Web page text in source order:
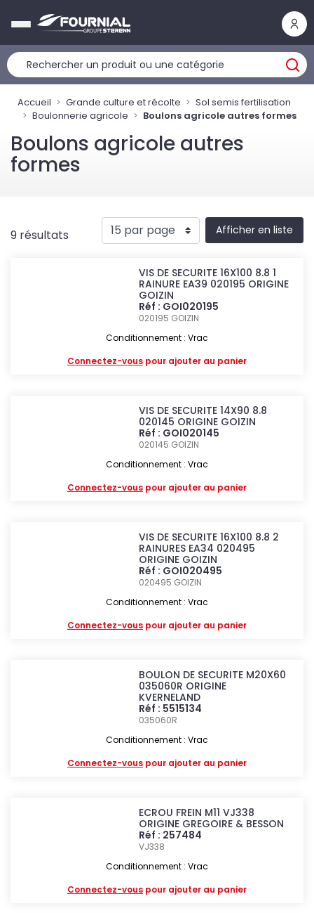
Accueil Grande culture et récolte
Sol semis fertilisation
Boulonnerie agricole
Boulons agricole autres formes
Boulons agricole autres
formes
9 résultats Afficher en liste
VIS DE SECURITE 16X100 8.8 1
RAINURE EA39 020195 ORIGINE
GOIZIN
Réf : GOI020195
020195 GOIZIN
Conditionnement : Vrac
Connectez-vous pour ajouter au panier
VIS DE SECURITE 14X90 8.8
020145 ORIGINE GOIZIN
Réf : GOI020145
020145 GOIZIN
Conditionnement : Vrac
Connectez-vous pour ajouter au panier
VIS DE SECURITE 16X100 8.8 2
RAINURES EA34 020495
ORIGINE GOIZIN
Réf : GOI020495
020495 GOIZIN
Conditionnement : Vrac
Connectez-vous pour ajouter au panier
BOULON DE SECURITE M20X60
035060R ORIGINE
KVERNELAND
Réf : 5515134
035060R
Conditionnement : Vrac
Connectez-vous pour ajouter au panier
ECROU FREIN M11 VJ338
ORIGINE GREGOIRE & BESSON
Réf : 257484
VJ338
Conditionnement : Vrac
Connectez-vous pour ajouter au panier